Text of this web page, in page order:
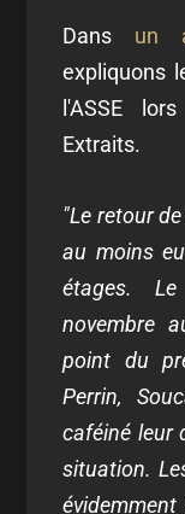
Dans un
expliquons
l'ASSE
Extraits.
"Le retour
au moins
étages.
novembre
point du
Perrin,
caféiné leur
situation.